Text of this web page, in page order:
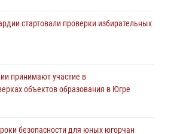
с начала года
стартовали проверки избирательных
принимают участие в
объектов образования в Югре
безопасности для юных югорчан